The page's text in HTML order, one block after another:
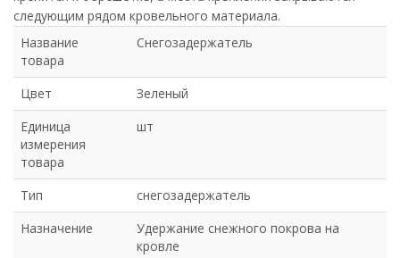
следующим рядом кровельного материала.
Название
товара
Снегозадержатель
Цвет
Зеленый
Единица
измерения
товара
шт
Тип
снегозадержатель
Назначение
Удержание снежного покрова на
кровле